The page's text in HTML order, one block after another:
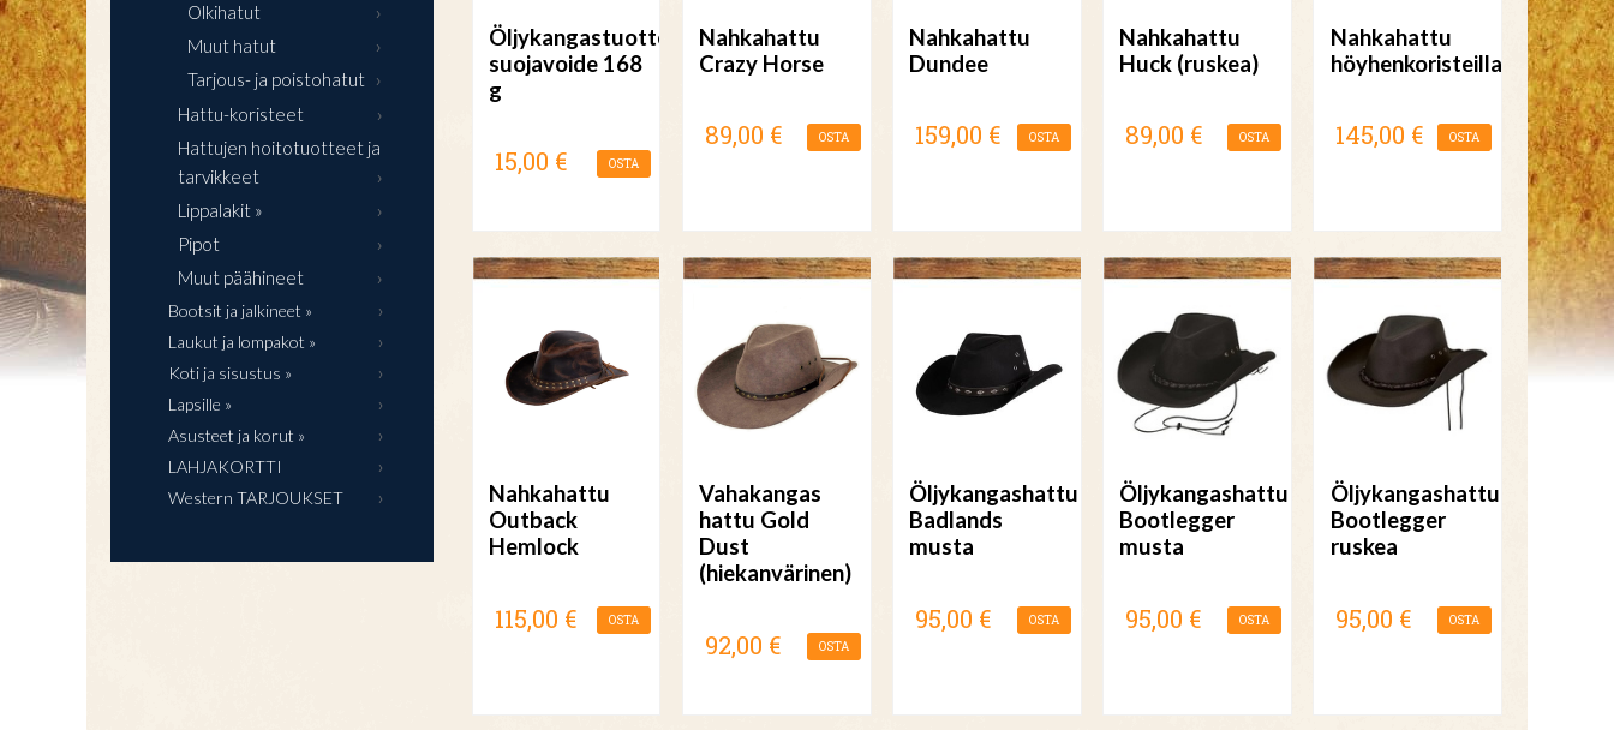
Olkihatut
Muut hatut
Tarjous- ja poistohatut
Hattu-koristeet
Hattujen hoitotuotteet ja
tarvikkeet
Lippalakit »
Pipot
Muut päähineet
Bootsit ja jalkineet »
Laukut ja lompakot »
Koti ja sisustus »
Lapsille »
Asusteet ja korut »
LAHJAKORTTI
Western TARJOUKSET
Öljykangastuotteen
suojavoide 168
g
15,00 € OSTA
Nahkahattu
Crazy Horse
89,00 € OSTA
Nahkahattu
Dundee
159,00 € OSTA
Nahkahattu
Huck (ruskea)
89,00 € OSTA
Nahkahattu
höyhenkoristeilla
145,00 € OSTA
Nahkahattu
Outback
Hemlock
115,00 € OSTA
Vahakangas
hattu Gold
Dust
(hiekanvärinen)
92,00 € OSTA
Öljykangashattu
Badlands
musta
95,00 € OSTA
Öljykangashattu
Bootlegger
musta
95,00 € OSTA
Öljykangashattu
Bootlegger
ruskea
95,00 € OSTA